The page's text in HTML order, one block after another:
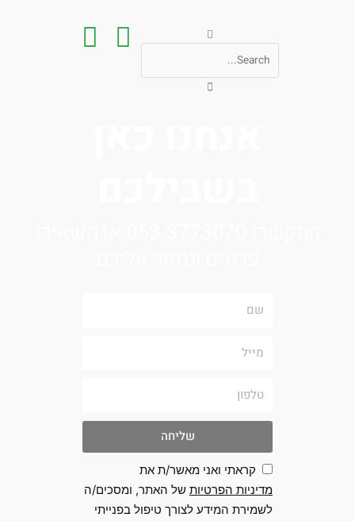
שליחה
קראתי ואני מאשר/ת את
מדיניות הפרטיותשל האתר, ומסכים/ה
לשמירת המידע לצורך טיפול בפנייתי